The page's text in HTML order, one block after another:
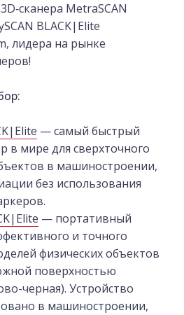
MetraSCAN
BLACK|Elite
лидера на рынке
— самый быстрый
в мире для сверхточного
в машиностроении,
без использования
— портативный
и точного
физических объектов
поверхностью
черная). Устройство
в машиностроении,